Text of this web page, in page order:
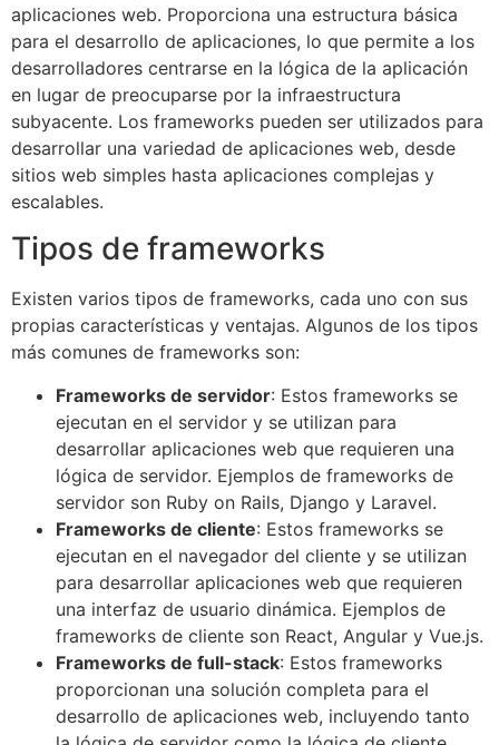
aplicaciones web. Proporciona una estructura básica
para el desarrollo de aplicaciones, lo que permite a los
desarrolladores centrarse en la lógica de la aplicación
en lugar de preocuparse por la infraestructura
subyacente. Los frameworks pueden ser utilizados para
desarrollar una variedad de aplicaciones web, desde
sitios web simples hasta aplicaciones complejas y
escalables.
Tipos de frameworks
Existen varios tipos de frameworks, cada uno con sus
propias características y ventajas. Algunos de los tipos
más comunes de frameworks son:
Frameworks de servidor: Estos frameworks se
ejecutan en el servidor y se utilizan para
desarrollar aplicaciones web que requieren una
lógica de servidor. Ejemplos de frameworks de
servidor son Ruby on Rails, Django y Laravel.
Frameworks de cliente: Estos frameworks se
ejecutan en el navegador del cliente y se utilizan
para desarrollar aplicaciones web que requieren
una interfaz de usuario dinámica. Ejemplos de
frameworks de cliente son React, Angular y Vue.js.
Frameworks de full-stack: Estos frameworks
proporcionan una solución completa para el
desarrollo de aplicaciones web, incluyendo tanto